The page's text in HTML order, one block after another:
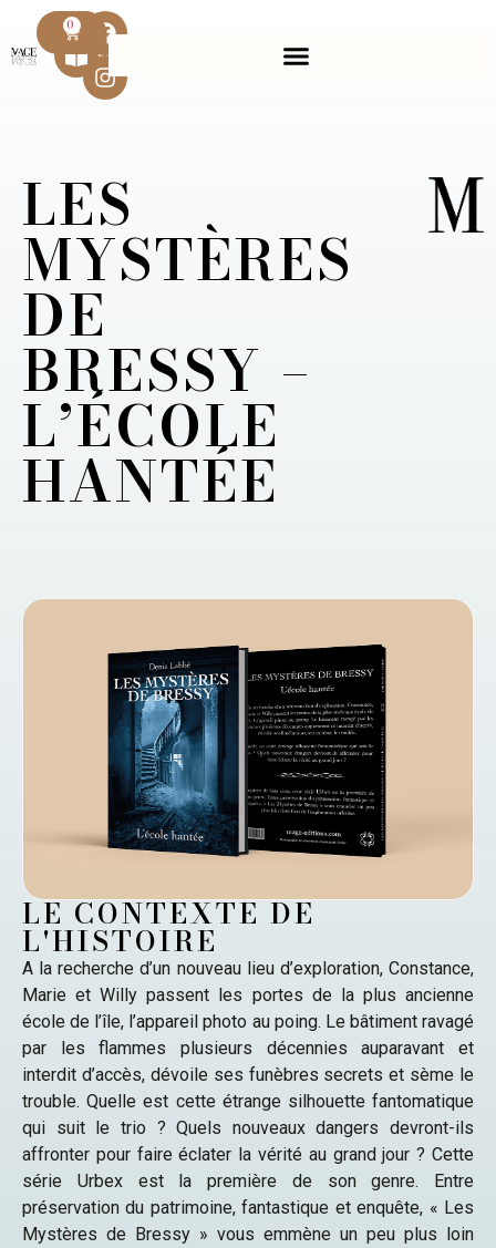
0
LES
MYSTÈRES
DE
BRESSY –
L’ÉCOLE
HANTÉE
LE CONTEXTE DE
L'HISTOIRE
A la recherche d’un nouveau lieu d’exploration, Constance,
Marie et Willy passent les portes de la plus ancienne
école de l’île, l’appareil photo au poing. Le bâtiment ravagé
par les flammes plusieurs décennies auparavant et
interdit d’accès, dévoile ses funèbres secrets et sème le
trouble. Quelle est cette étrange silhouette fantomatique
qui suit le trio ? Quels nouveaux dangers devront-ils
affronter pour faire éclater la vérité au grand jour ? Cette
série Urbex est la première de son genre. Entre
préservation du patrimoine, fantastique et enquête, « Les
Mystères de Bressy » vous emmène un peu plus loin